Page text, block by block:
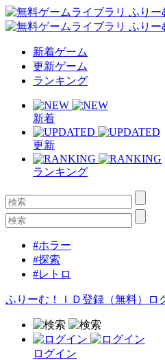
新着ゲーム
更新ゲーム
ランキング
新着
更新
ランキング
#ホラー
#探索
#レトロ
ふりーむ！ＩＤ登録（無料） ロ
ログイン